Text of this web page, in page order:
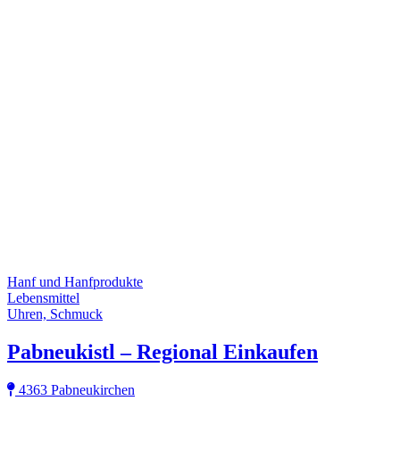
Hanf und Hanfprodukte
Lebensmittel
Uhren, Schmuck
Pabneukistl – Regional Einkaufen
4363 Pabneukirchen